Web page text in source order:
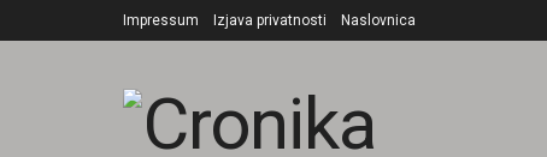
Impressum Izjava privatnosti Naslovnica